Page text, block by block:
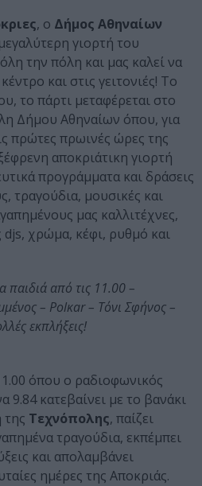
, ο Δήμος Αθηναίων
γιορτή του
την πόλη και μας καλεί να
και στις γειτονιές! Το
το πάρτι μεταφέρεται στο
Δήμου Αθηναίων όπου, για
πρώτες πρωινές ώρες της
αποκριάτικη γιορτή
προγράμματα και δράσεις
τραγούδια, μουσικές και
μας καλλιτέχνες,
djs, χρώμα, κέφι, ρυθμό και
παιδιά από τις 11.00 –
– Polκar – Τόνι Σφήνος –
εκπλήξεις!
όπου ο ραδιοφωνικός
9.84 κατεβαίνει με το βανάκι
της Τεχνόπολης, παίζει
τραγούδια, εκπέμπει
και απολαμβάνει
ημέρες της Αποκριάς.